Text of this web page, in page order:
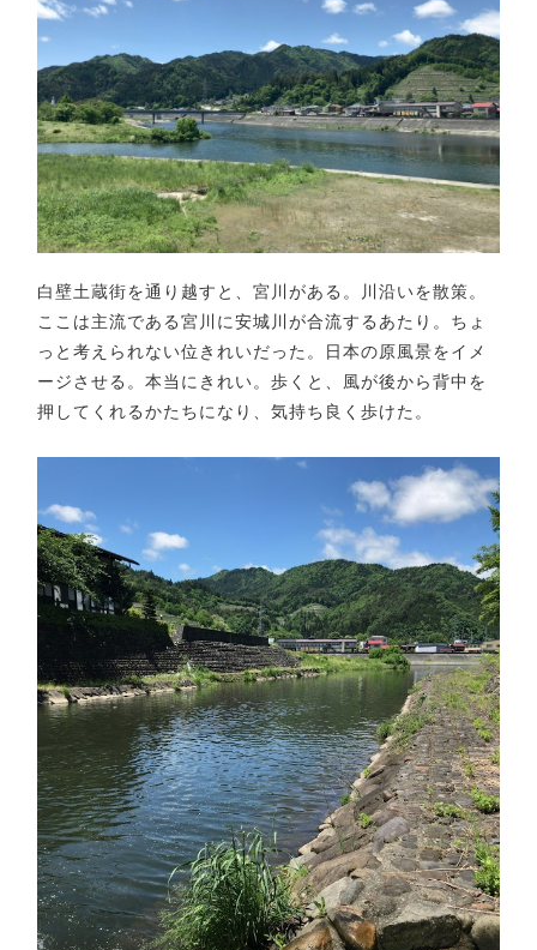
白壁土蔵街を通り越すと、宮川がある。川沿いを散策。
ここは主流である宮川に安城川が合流するあたり。ちょ
っと考えられない位きれいだった。日本の原風景をイメ
ージさせる。本当にきれい。歩くと、風が後から背中を
押してくれるかたちになり、気持ち良く歩けた。